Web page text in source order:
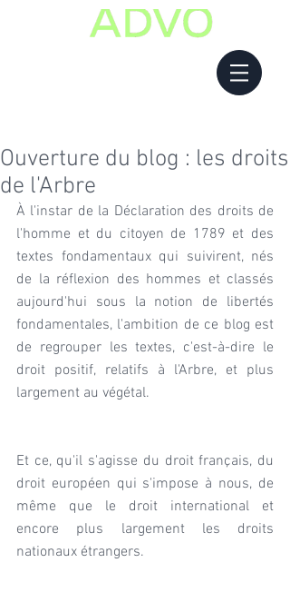
Ouverture du blog : les droits
de l'Arbre
À l'instar de la Déclaration des droits de
l'homme et du citoyen de 1789 et des
textes fondamentaux qui suivirent, nés
de la réflexion des hommes et classés
aujourd'hui sous la notion de libertés
fondamentales, l'ambition de ce blog est
de regrouper les textes, c'est-à-dire le
droit positif, relatifs à l'Arbre, et plus
largement au végétal.
Et ce, qu'il s'agisse du droit français, du
droit européen qui s'impose à nous, de
même que le droit international et
encore plus largement les droits
nationaux étrangers.